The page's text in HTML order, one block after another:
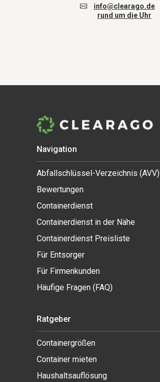
info@clearago.de
rund um die Uhr
Navigation
Abfallschlüssel-Verzeichnis (AVV)
Bewertungen
Containerdienst
Containerdienst in der Nähe
Containerdienst Preisliste
Für Entsorger
Für Firmenkunden
Häufige Fragen (FAQ)
Ratgeber
Containergrößen
Container mieten
Haushaltsauflösung